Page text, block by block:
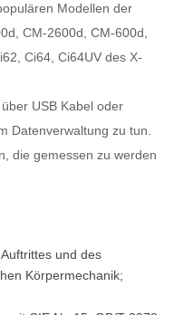
Modellen der
CM-2600d, CM-600d,
Ci64, Ci64UV des X-
USB Kabel oder
Datenverwaltung zu tun.
die gemessen zu werden
und des
Körpermechanik;